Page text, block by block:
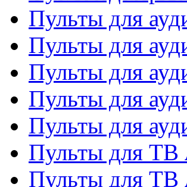
Пульты для
Пульты для
Пульты для
Пульты для
Пульты для
Пульты для ТВ
Пульты для ТВ